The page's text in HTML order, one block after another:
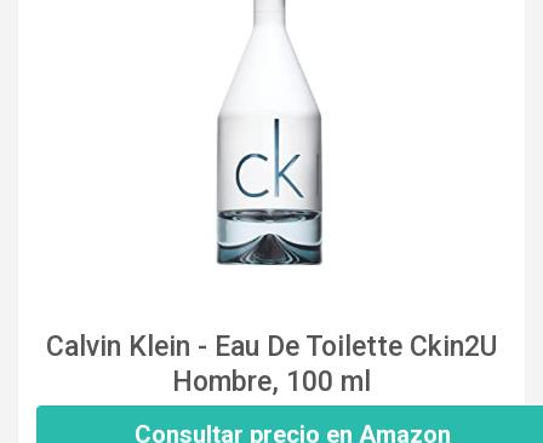
Calvin Klein - Eau De Toilette Ckin2U
Hombre, 100 ml
Consultar precio en Amazon